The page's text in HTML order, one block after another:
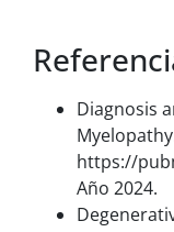
Diagnosis
https://
Año 2024.